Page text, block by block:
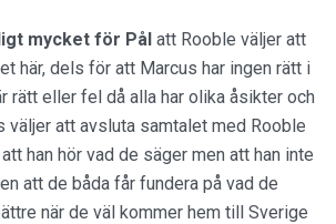
mycket för Pål att Rooble väljer att
här, dels för att Marcus har ingen rätt i
rätt eller fel då alla har olika åsikter och
väljer att avsluta samtalet med Rooble
han hör vad de säger men att han inte
att de båda får fundera på vad de
när de väl kommer hem till Sverige